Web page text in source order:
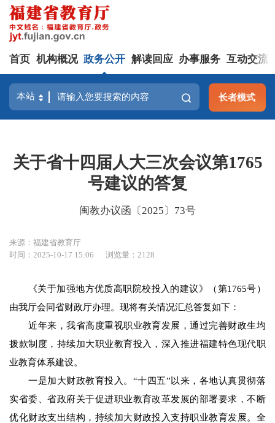
首页 机构概况 政务公开 解读回应 办事服务 互动交流
长者模式
关于省十四届人大三次会议第1765
号建议的答复
闽教办议函〔2025〕73号
来源：福建省教育厅
时间：2025-10-17 15:06
浏览量：2128
《关于加强地方优质高职院校投入的建议》（第1765号）
由我厅会同省财政厅办理。现将有关情况汇总答复如下：
近年来，我省高度重视职业教育发展，通过完善财政生均
拨款制度，持续加大职业教育投入，深入推进福建特色现代职
业教育体系建设。
一是加大财政教育投入。“十四五”以来，各地认真贯彻落
实省委、省政府关于促进职业教育改革发展的部署要求，不断
优化财政支出结构，持续加大财政投入支持职业教育发展。全